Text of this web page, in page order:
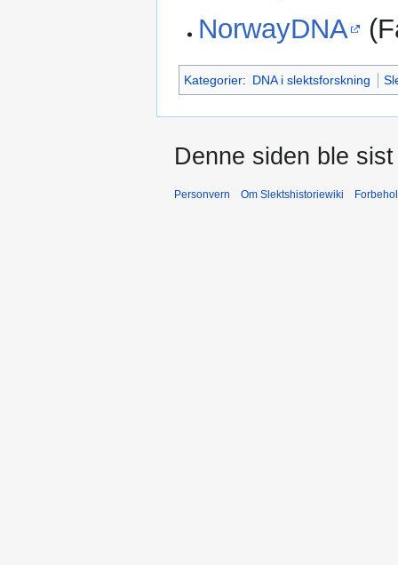
NorwayDNA
Kategorier: DNA i slektsforskning
Denne siden ble
Personvern Om Slektshistoriewiki